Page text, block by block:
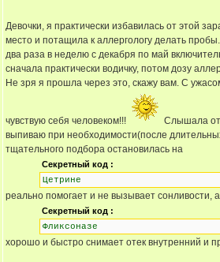
Девочки, я практически избавилась от этой
место и потащила к аллергологу делать
два раза в неделю с декабря по май
сначала практически водичку, потом дозу
Не зря я прошла через это, скажу вам. С
чувствую себя человеком!!!
Слышала
выпиваю при необходимости(после
тщательного подбора остановилась на
Секретный код :
Цетрине
реально помогает и не вызывает сонливости,
Секретный код :
Фликсоназе
хорошо и быстро снимает отек внутренний и